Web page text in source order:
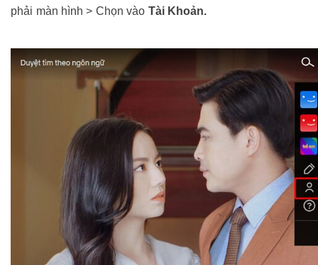
phải màn hình > Chọn vào Tài Khoản.